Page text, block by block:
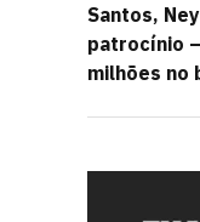
Santos,
patrocínio
milhões no